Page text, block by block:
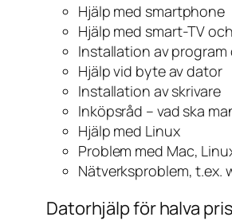
Hjälp med smartphone
Hjälp med smart-TV
Installation av
Hjälp vid byte av dator
Installation av skrivare
Inköpsråd – vad ska
Hjälp med Linux
Problem med Mac,
Nätverksproblem,
Datorhjälp för halva